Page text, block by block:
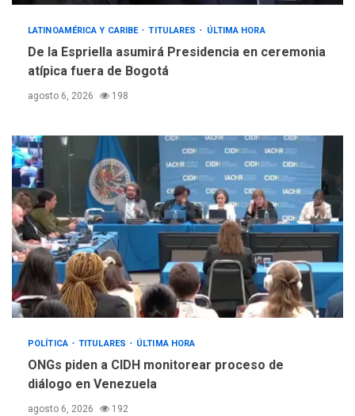
LATINOAMÉRICA Y CARIBE TITULARES ÚLTIMA HORA
De la Espriella asumirá Presidencia en ceremonia
atípica fuera de Bogotá
agosto 6, 2026 198
POLÍTICA TITULARES ÚLTIMA HORA
ONGs piden a CIDH monitorear proceso de
diálogo en Venezuela
agosto 6, 2026 192